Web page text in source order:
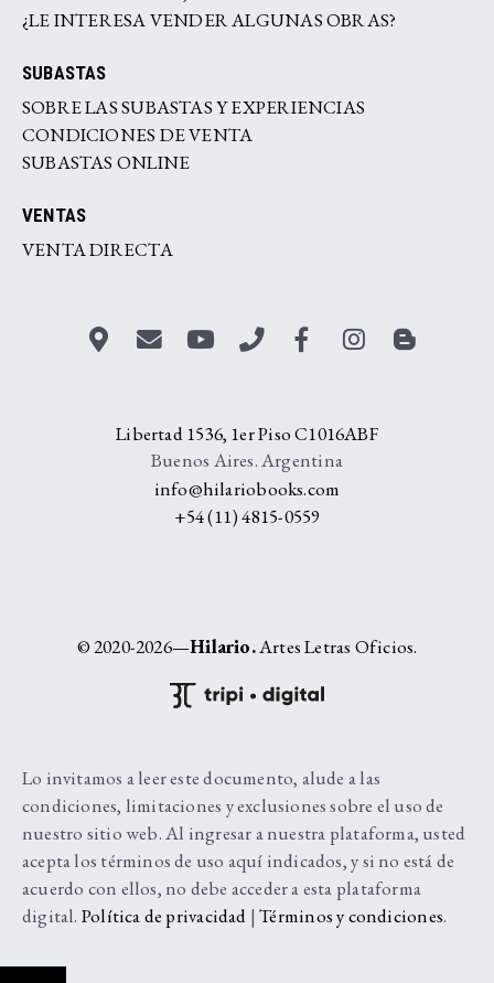
¿LE INTERESA VENDER ALGUNAS OBRAS?
SUBASTAS
SOBRE LAS SUBASTAS Y EXPERIENCIAS
CONDICIONES DE VENTA
SUBASTAS ONLINE
VENTAS
VENTA DIRECTA
Libertad 1536, 1er Piso C1016ABF
Buenos Aires. Argentina
info@hilariobooks.com
+54 (11) 4815-0559
© 2020-2026—Hilario.Artes Letras Oficios.
Lo invitamos a leer este documento, alude a las
condiciones, limitaciones y exclusiones sobre el uso de
nuestro sitio web. Al ingresar a nuestra plataforma, usted
acepta los términos de uso aquí indicados, y si no está de
acuerdo con ellos, no debe acceder a esta plataforma
digital. Política de privacidad |Términos y condiciones.